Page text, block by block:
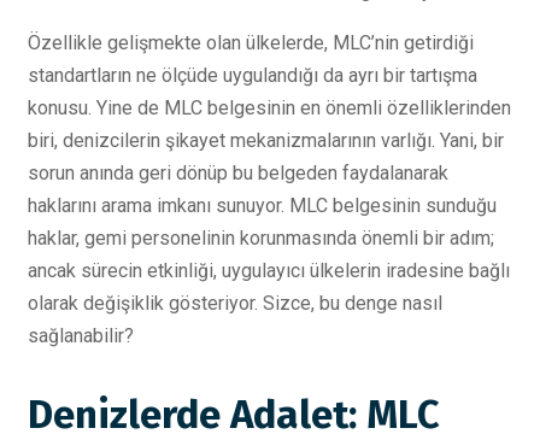
Özellikle gelişmekte olan ülkelerde, MLC’nin getirdiği
standartların ne ölçüde uygulandığı da ayrı bir tartışma
konusu. Yine de MLC belgesinin en önemli özelliklerinden
biri, denizcilerin şikayet mekanizmalarının varlığı. Yani, bir
sorun anında geri dönüp bu belgeden faydalanarak
haklarını arama imkanı sunuyor. MLC belgesinin sunduğu
haklar, gemi personelinin korunmasında önemli bir adım;
ancak sürecin etkinliği, uygulayıcı ülkelerin iradesine bağlı
olarak değişiklik gösteriyor. Sizce, bu denge nasıl
sağlanabilir?
Denizlerde Adalet: MLC